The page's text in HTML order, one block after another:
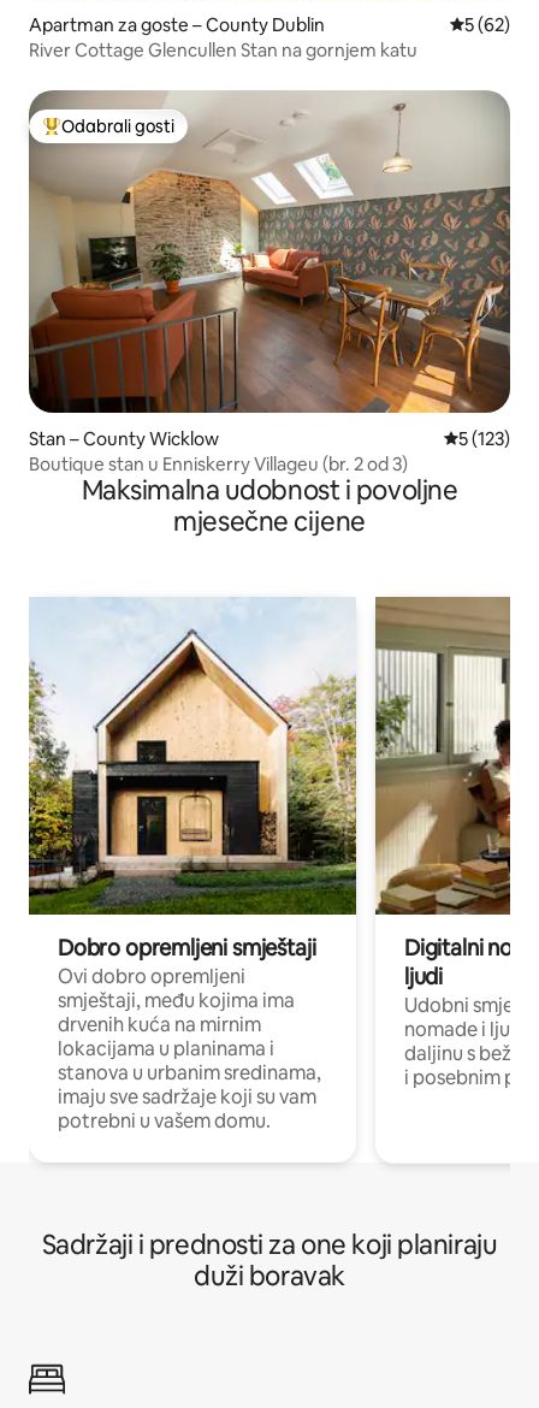
Apartman za goste – County Dublin Prosječna
5 (62)
River Cottage Glencullen Stan na gornjem katu
Među najviše rangiranima s oznakom „Odabrali gosti”
Odabrali gosti
Stan – County Wicklow Prosječna
5 (123)
Boutique stan u Enniskerry Villageu (br. 2 od 3)
Maksimalna udobnost i povoljne
mjesečne cijene
Dobro opremljeni smještaji
Ovi dobro opremljeni
smještaji, među kojima ima
drvenih kuća na mirnim
lokacijama u planinama i
stanova u urbanim sredinama,
imaju sve sadržaje koji su vam
potrebni u vašem domu.
Digitalni
ljudi
Udobni
nomade i ljude
daljinu s
i posebnim
Sadržaji i prednosti za one koji planiraju
duži boravak